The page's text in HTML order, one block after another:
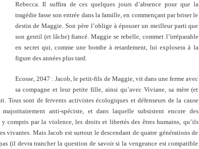
Rebecca. Il suffira de ces quelques jours d’absence pour que la
tragédie fasse son entrée dans la famille, en commençant par briser le
destin de Maggie. Son père l’oblige à épouser un meilleur parti que
son gentil (et lâche) fiancé. Maggie se rebelle, commet l’irréparable
en secret qui, comme une bombe à retardement, lui explosera à la
figure des années plus tard.
Ecosse, 2047 : Jacob, le petit-fils de Maggie, vit dans une ferme avec
sa compagne et leur petite fille, ainsi qu’avec Viviane, sa mère (et
Tous sont de fervents activistes écologiques et défenseurs de la cause
anti-spéciste, et dans laquelle subsistent encore des
y compris par la violence, les droits et libertés des êtres humains, qu’ils
vivantes. Mais Jacob est surtout le descendant de quatre générations de
(il devra trancher la question de savoir si la vengeance est compatible